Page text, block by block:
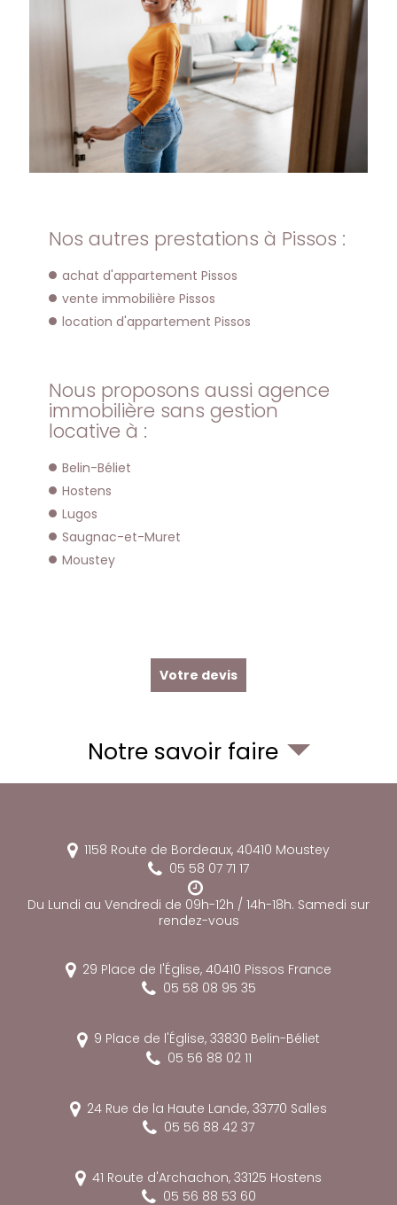
Nos autres prestations à Pissos :
achat d'appartement Pissos
vente immobilière Pissos
location d'appartement Pissos
Nous proposons aussi agence
immobilière sans gestion
locative à :
Belin-Béliet
Hostens
Lugos
Saugnac-et-Muret
Moustey
Votre devis
Notre savoir faire
1158 Route de Bordeaux, 40410 Moustey
05 58 07 71 17
Du Lundi au Vendredi de 09h-12h / 14h-18h. Samedi sur
rendez-vous
29 Place de l'Église, 40410 Pissos France
05 58 08 95 35
9 Place de l'Église, 33830 Belin-Béliet
05 56 88 02 11
24 Rue de la Haute Lande, 33770 Salles
05 56 88 42 37
41 Route d'Archachon, 33125 Hostens
05 56 88 53 60